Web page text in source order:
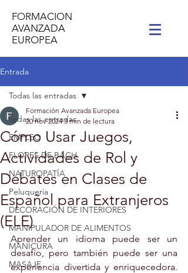
FORMACION
AVANZADA
EUROPEA
Entrada
Todas las entradas
EMPLEO
FLORES DE BACH
NATUROPATÍA
Peluqueria
DECORACIÓN DE INTERIORES
MANIPULADOR DE ALIMENTOS
MANICURA
MASAJE
Todas las entradas
Cómo Usar Juegos,
Actividades de Rol y
Debates en Clases de
Español para Extranjeros
(ELE)
Formación Avanzada Europea
20 nov 2024 3 min de lectura
Aprender un idioma puede ser un
desafío, pero también puede ser una
experiencia divertida y enriquecedora.